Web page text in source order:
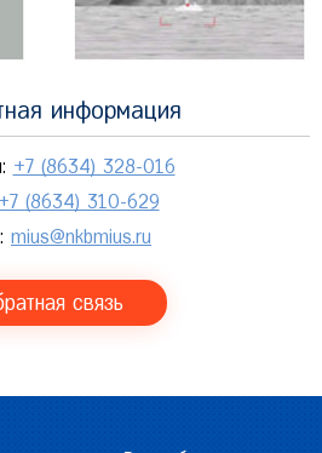
информация
+7 (8634) 328-016
+7 (8634) 310-629
mius@nkbmius.ru
связь